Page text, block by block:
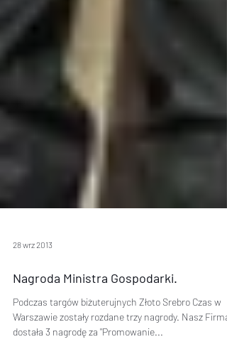
28 wrz 2013
Nagroda Ministra Gospodarki.